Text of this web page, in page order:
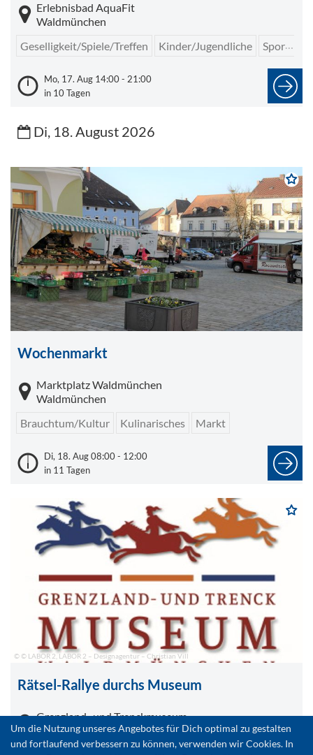
Erlebnisbad AquaFit
Waldmünchen
Geselligkeit/Spiele/Treffen
Kinder/Jugendliche Sport/Freizeit
Mo, 17. Aug 14:00 - 21:00
in 10 Tagen
Di, 18. August 2026
Wochenmarkt
Marktplatz Waldmünchen
Waldmünchen
Brauchtum/Kultur
Kulinarisches Markt
Di, 18. Aug 08:00 - 12:00
in 11 Tagen
© © LABOR 2, LABOR 2 – Designagentur – Christian Vill
Rätsel-Rallye durchs Museum
Grenzland- und Trenckmuseum
Waldmünchen
Um die Nutzung unseres Angebotes für Dich optimal zu gestalten
und fortlaufend verbessern zu können, verwenden wir Cookies. In